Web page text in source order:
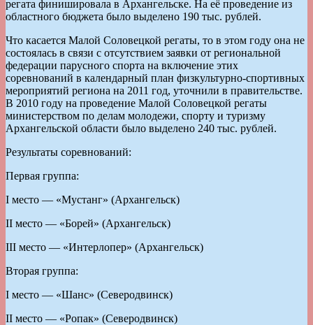
регата финишировала в Архангельске. На её проведение из
областного бюджета было выделено 190 тыс. рублей.
Что касается Малой Соловецкой регаты, то в этом году она не
состоялась в связи с отсутствием заявки от региональной
федерации парусного спорта на включение этих
соревнований в календарный план физкультурно-спортивных
мероприятий региона на 2011 год, уточнили в правительстве.
В 2010 году на проведение Малой Соловецкой регаты
министерством по делам молодежи, спорту и туризму
Архангельской области было выделено 240 тыс. рублей.
Результаты соревнований:
Первая группа:
I место — «Мустанг» (Архангельск)
II место — «Борей» (Архангельск)
III место — «Интерлопер» (Архангельск)
Вторая группа:
I место — «Шанс» (Северодвинск)
II место — «Ропак» (Северодвинск)